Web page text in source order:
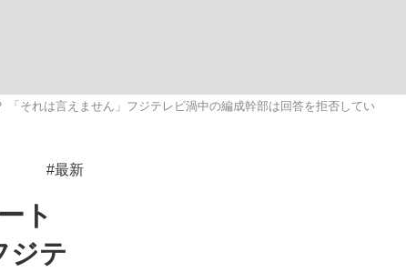
が悲しい」『北の国から』倉本聰氏（91...
「それは言えません」フジテレビ渦中の編成幹部は回答を拒否してい
#最新
ト
ジテ